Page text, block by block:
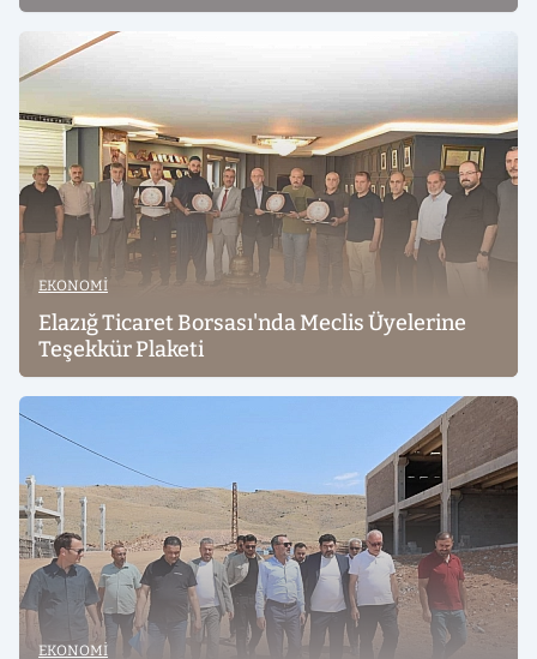
EKONOMI
Elazığ Ticaret Borsası'nda Meclis Üyelerine
Teşekkür Plaketi
EKONOMI